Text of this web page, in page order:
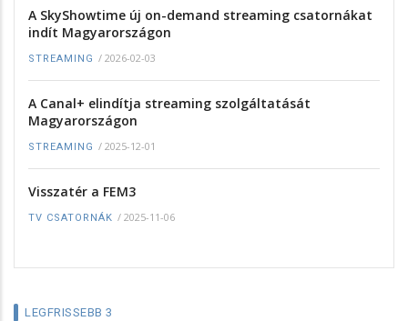
A SkyShowtime új on-demand streaming csatornákat
indít Magyarországon
STREAMING / 2026-02-03
A Canal+ elindítja streaming szolgáltatását
Magyarországon
STREAMING / 2025-12-01
Visszatér a FEM3
TV CSATORNÁK / 2025-11-06
LEGFRISSEBB 3